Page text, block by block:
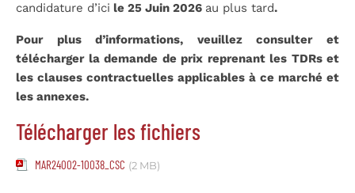
candidature d’ici le 25 Juin 2026 au plus tard.
Pour plus d’informations, veuillez consulter et
télécharger la demande de prix reprenant les TDRs et
les clauses contractuelles applicables à ce marché et
les annexes.
Télécharger les fichiers
MAR24002-10038_CSC (2 MB)